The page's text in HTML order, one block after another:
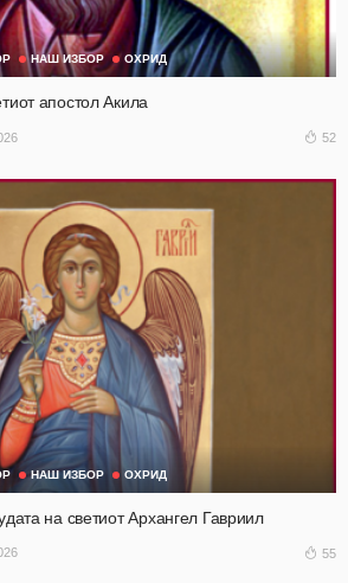
НАШ ИЗБОР ОХРИД
апостол Акила
52
НАШ ИЗБОР ОХРИД
на светиот Архангел Гавриил
55